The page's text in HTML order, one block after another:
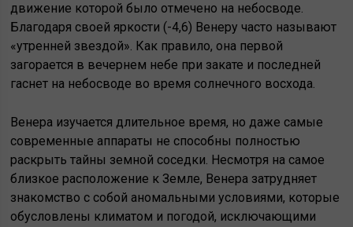
движение которой было отмечено на небосводе.
Благодаря своей яркости (-4,6) Венеру часто называют
«утренней звездой». Как правило, она первой
загорается в вечернем небе при закате и последней
гаснет на небосводе во время солнечного восхода.
Венера изучается длительное время, но даже самые
современные аппараты не способны полностью
раскрыть тайны земной соседки. Несмотря на самое
близкое расположение к Земле, Венера затрудняет
знакомство с собой аномальными условиями, которые
обусловлены климатом и погодой, исключающими